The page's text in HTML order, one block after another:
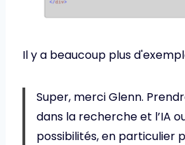
Il y a beaucoup plus
Super, merci Glenn.
dans la recherche et l’IA
possibilités, en particulier